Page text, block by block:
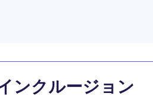
ンクルージョン